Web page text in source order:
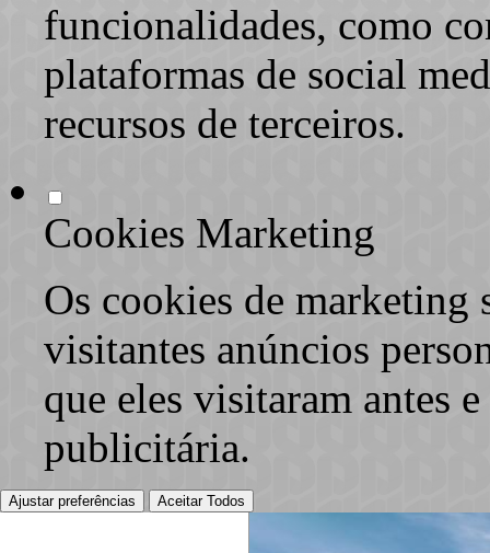
funcionalidades, como
plataformas de social
recursos de terceiros.
Cookies Marketing
Os cookies de marketing
visitantes anúncios
que eles visitaram antes
publicitária.
Ajustar preferências Aceitar Todos